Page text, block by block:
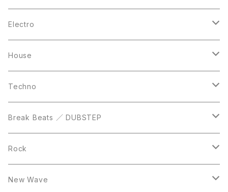
10inch
Casette Tape
CD
LP
LP
12inch
DVD
Electro
12inch
LP
House
LP
12inch
10inch
Techno
12inch
LP
Break Beats ／ DUBSTEP
12inch
LP
Rock
12inch
New Wave